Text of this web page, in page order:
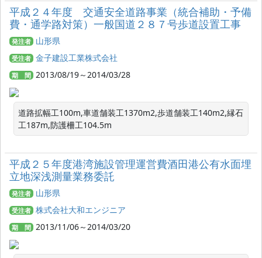
平成２４年度 交通安全道路事業（統合補助・予備
費・通学路対策）一般国道２８７号歩道設置工事
発注者 山形県
受注者 金子建設工業株式会社
期 間 2013/08/19～2014/03/28
道路拡幅工100m,車道舗装工1370m2,歩道舗装工140m2,縁石
工187m,防護柵工104.5m
平成２５年度港湾施設管理運営費酒田港公有水面埋
立地深浅測量業務委託
発注者 山形県
受注者 株式会社大和エンジニア
期 間 2013/11/06～2014/03/20